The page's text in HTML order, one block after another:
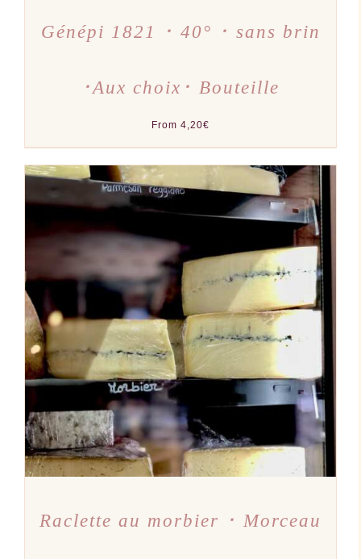
Génépi 1821 ･ 40° ･ sans brin
･Aux choix･ Bouteille
From 4,20€
AJOUTER AU PANIER
/
DÉTAILS
Raclette au morbier ･ Morceau